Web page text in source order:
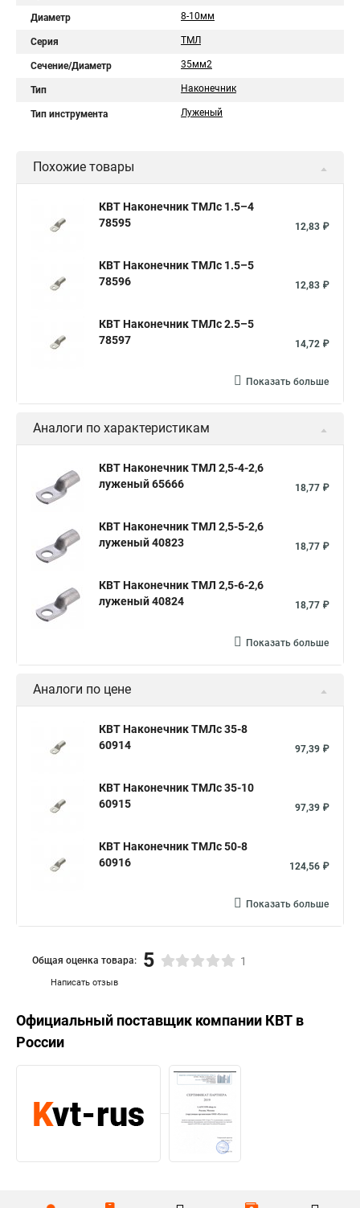
Диаметр 8-10мм
Серия ТМЛ
Сечение/Диаметр 35мм2
Тип Наконечник
Тип инструмента Луженый
Похожие товары
КВТ Наконечник ТМЛс 1.5–4
78595
12,83 ₽
КВТ Наконечник ТМЛс 1.5–5
78596
12,83 ₽
КВТ Наконечник ТМЛс 2.5–5
78597
14,72 ₽
Показать больше
Аналоги по характеристикам
КВТ Наконечник ТМЛ 2,5-4-2,6
луженый 65666
18,77 ₽
КВТ Наконечник ТМЛ 2,5-5-2,6
луженый 40823
18,77 ₽
КВТ Наконечник ТМЛ 2,5-6-2,6
луженый 40824
18,77 ₽
Показать больше
Аналоги по цене
КВТ Наконечник ТМЛс 35-8
60914
97,39 ₽
КВТ Наконечник ТМЛс 35-10
60915
97,39 ₽
КВТ Наконечник ТМЛс 50-8
60916
124,56 ₽
Показать больше
Написать отзыв
Общая оценка товара: 5 1
Официальный поставщик компании КВТ в
России